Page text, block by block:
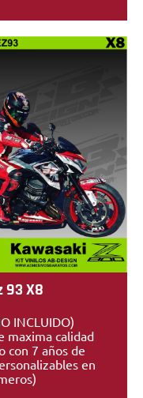
93 X8
INCLUIDO)
maxima calidad
con 7 años de
en